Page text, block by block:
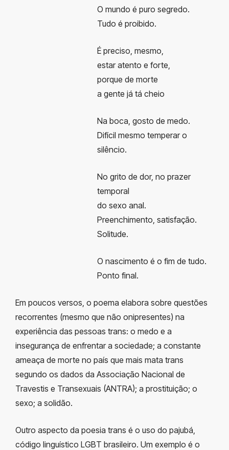
O mundo é puro segredo.
Tudo é proibido.
É preciso, mesmo,
estar atento e forte,
porque de morte
a gente já tá cheio
Na boca, gosto de medo.
Difícil mesmo temperar o
silêncio.
No grito de dor, no prazer
temporal
do sexo anal.
Preenchimento, satisfação.
Solitude.
O nascimento é o fim de tudo.
Ponto final.
Em poucos versos, o poema elabora sobre questões
recorrentes (mesmo que não onipresentes) na
experiência das pessoas trans: o medo e a
insegurança de enfrentar a sociedade; a constante
ameaça de morte no país que mais mata trans
segundo os dados da Associação Nacional de
Travestis e Transexuais (ANTRA); a prostituição; o
sexo; a solidão.
Outro aspecto da poesia trans é o uso do pajubá,
código linguístico LGBT brasileiro. Um exemplo é o